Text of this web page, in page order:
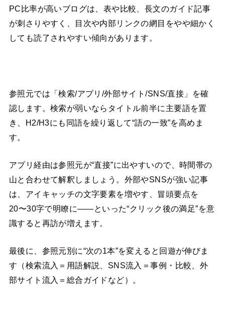
PC比率が高いブログは、表や比較、長文のガイド記事
が刺さりやすく、目次や内部リンクの網目をやや細かく
しても読了されやすい傾向があります。
参照元では「検索/アプリ/外部サイト/SNS/直接」を確
認します。検索が弱いならタイトル前半に主要語を置
き、H2/H3にも同語を繰り返して“語の一致”を高めま
す。
アプリ経由は参照元が“直接”に出やすいので、時間帯の
山と合わせて解釈しましょう。外部やSNSが強い記事
は、アイキャッチの文字要素を増やす、冒頭要点を
20〜30字で明瞭に――といった“クリック後の満足”を意
識すると再訪が増えます。
最後に、参照元別に“次の1本”を変えると回遊が伸びま
す（検索流入＝用語解説、SNS流入＝事例・比較、外
部サイト流入＝総合ガイドなど）。